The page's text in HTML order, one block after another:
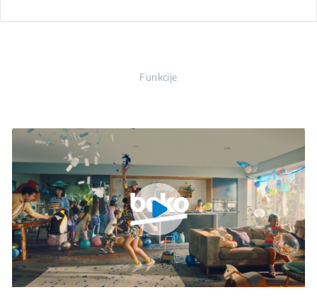
Funkcije